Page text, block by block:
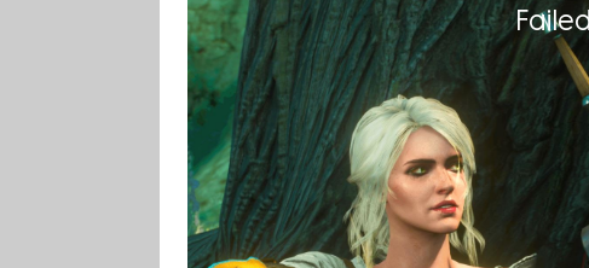
Nové video jenom potvrzuje, jak
Zaklínače.